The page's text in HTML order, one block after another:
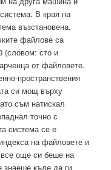
В края на
възстановена.
файлове са
(словом: сто и
от файловете.
пространствения
си мощ върху
съм натискал
точно с
система се е
на файловете и
още си беше на
знаеше къде да ги